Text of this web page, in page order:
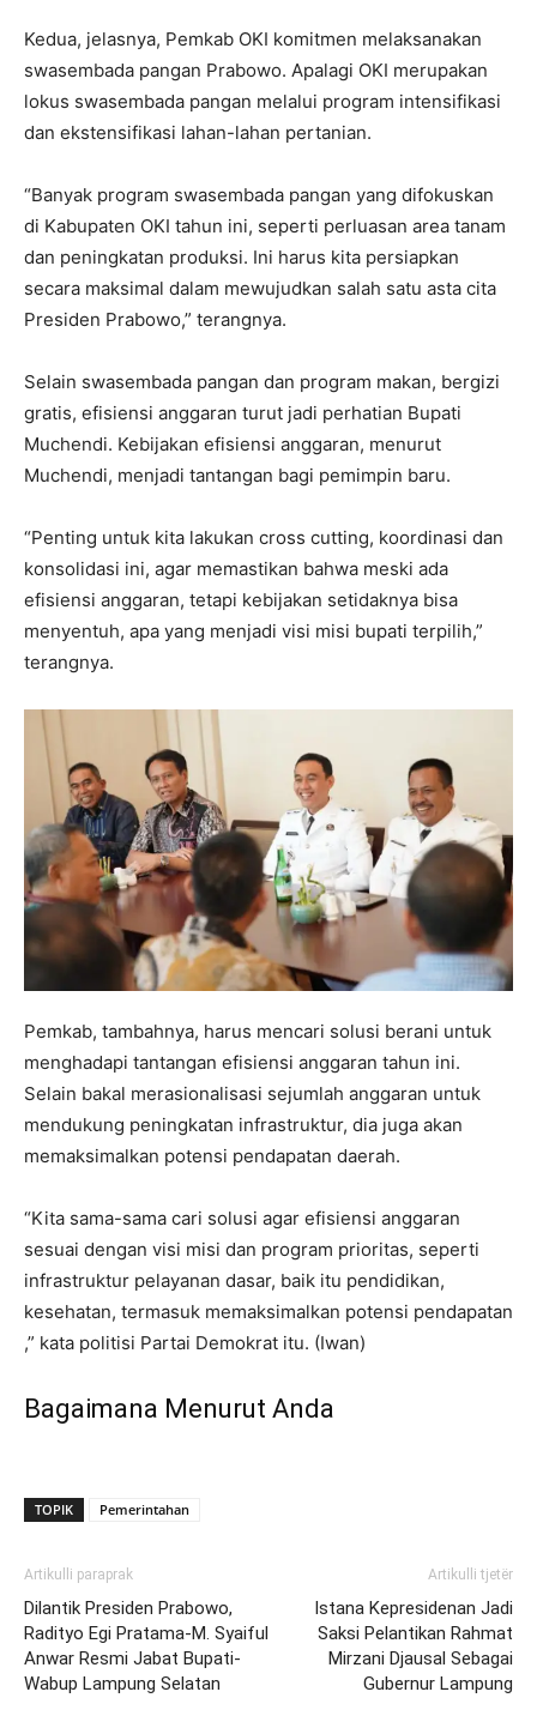
Kedua, jelasnya, Pemkab OKI komitmen melaksanakan
swasembada pangan Prabowo. Apalagi OKI merupakan
lokus swasembada pangan melalui program intensifikasi
dan ekstensifikasi lahan-lahan pertanian.
“Banyak program swasembada pangan yang difokuskan
di Kabupaten OKI tahun ini, seperti perluasan area tanam
dan peningkatan produksi. Ini harus kita persiapkan
secara maksimal dalam mewujudkan salah satu asta cita
Presiden Prabowo,” terangnya.
Selain swasembada pangan dan program makan, bergizi
gratis, efisiensi anggaran turut jadi perhatian Bupati
Muchendi. Kebijakan efisiensi anggaran, menurut
Muchendi, menjadi tantangan bagi pemimpin baru.
“Penting untuk kita lakukan cross cutting, koordinasi dan
konsolidasi ini, agar memastikan bahwa meski ada
efisiensi anggaran, tetapi kebijakan setidaknya bisa
menyentuh, apa yang menjadi visi misi bupati terpilih,”
terangnya.
Pemkab, tambahnya, harus mencari solusi berani untuk
menghadapi tantangan efisiensi anggaran tahun ini.
Selain bakal merasionalisasi sejumlah anggaran untuk
mendukung peningkatan infrastruktur, dia juga akan
memaksimalkan potensi pendapatan daerah.
“Kita sama-sama cari solusi agar efisiensi anggaran
sesuai dengan visi misi dan program prioritas, seperti
infrastruktur pelayanan dasar, baik itu pendidikan,
kesehatan, termasuk memaksimalkan potensi pendapatan
,” kata politisi Partai Demokrat itu. (Iwan)
Bagaimana Menurut Anda
TOPIK Pemerintahan
Artikulli paraprak
Dilantik Presiden Prabowo,
Radityo Egi Pratama-M. Syaiful
Anwar Resmi Jabat Bupati-
Wabup Lampung Selatan
Artikulli tjetër
Istana Kepresidenan Jadi
Saksi Pelantikan Rahmat
Mirzani Djausal Sebagai
Gubernur Lampung